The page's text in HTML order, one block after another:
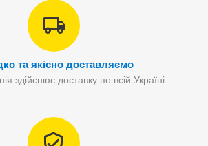
та якісно доставляємо
здійснює доставку по всій Україні